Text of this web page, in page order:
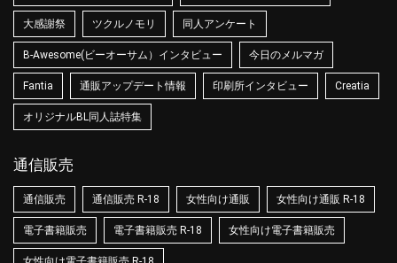
大感謝祭 ツクルノモリ 同人アンケート
B-Awesome(ビーオーサム）インタビュー 今日のメルマガ
Fantia 通販アップデート情報 印刷所インタビュー Creatia
オリジナルBL同人誌特集
通信販売
通信販売 通信販売 R-18 女性向け通販 女性向け通販 R-18
電子書籍販売 電子書籍販売 R-18 女性向け電子書籍販売